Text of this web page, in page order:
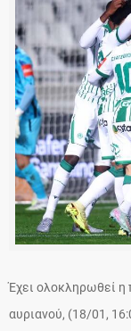
Έχει ολοκληρωθεί η
αυριανού, (18/01,